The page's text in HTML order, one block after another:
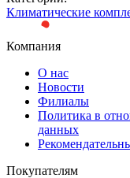
Климатические
Компания
О нас
Новости
Филиалы
Политика в
данных
Покупателям